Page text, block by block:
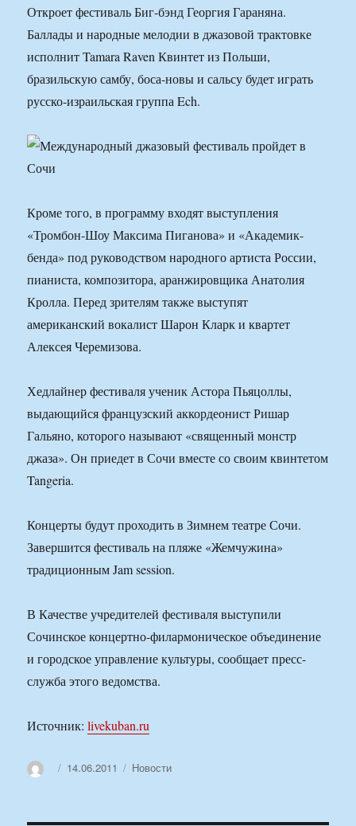
Откроет фестиваль Биг-бэнд Георгия Гараняна.
Баллады и народные мелодии в джазовой трактовке
исполнит Tamara Raven Квинтет из Польши,
бразильскую самбу, боса-новы и сальсу будет играть
русско-израильская группа Ech.
Кроме того, в программу входят выступления
«Тромбон-Шоу Максима Пиганова» и «Академик-
бенда» под руководством народного артиста России,
пианиста, композитора, аранжировщика Анатолия
Кролла. Перед зрителям также выступят
американский вокалист Шарон Кларк и квартет
Алексея Черемизова.
Хедлайнер фестиваля ученик Астора Пьяцоллы,
выдающийся французский аккордеонист Ришар
Гальяно, которого называют «священный монстр
джаза». Он приедет в Сочи вместе со своим квинтетом
Tangeria.
Концерты будут проходить в Зимнем театре Сочи.
Завершится фестиваль на пляже «Жемчужина»
традиционным Jam session.
В Качестве учредителей фестиваля выступили
Сочинское концертно-филармоническое объединение
и городское управление культуры, сообщает пресс-
служба этого ведомства.
Источник:livekuban.ru
АвторОпубликовано
14.06.2011 Рубрики
Новости